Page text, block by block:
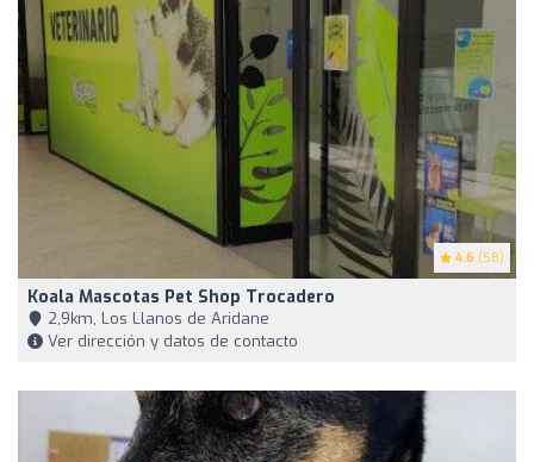
4.6 (58)
Koala Mascotas Pet Shop Trocadero
2,9km, Los Llanos de Aridane
Ver dirección y datos de contacto